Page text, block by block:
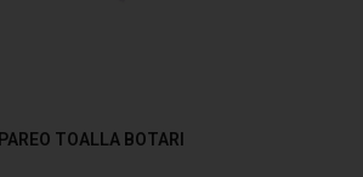
PAREO TOALLA BOTARI